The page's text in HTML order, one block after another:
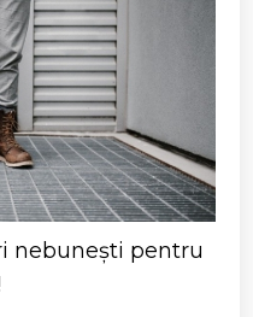
nebunești pentru